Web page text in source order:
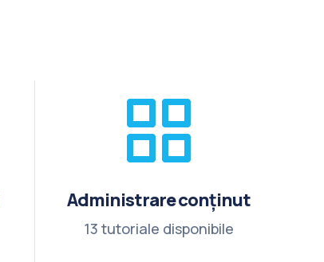
Administrare conținut
13 tutoriale disponibile